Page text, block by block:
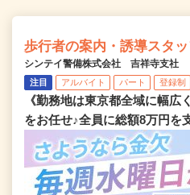
歩行者の案内・誘導スタ
シンテイ警備株式会社 吉祥寺支社
注目 アルバイト パート 登録制
《勤務地は東京都全域に幅広
をお任せ♪全員に総額8万円を